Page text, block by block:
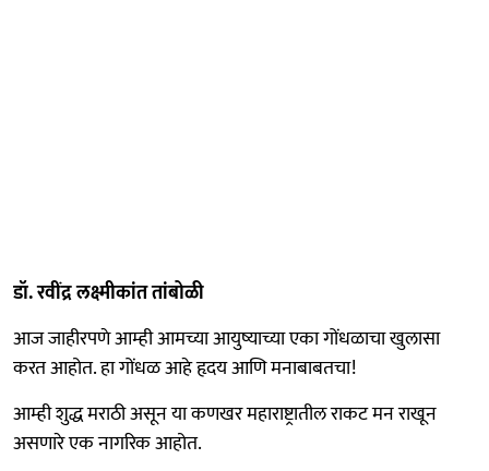
डॉ. रवींद्र लक्ष्मीकांत तांबोळी
आज जाहीरपणे आम्ही आमच्या आयुष्याच्या एका गोंधळाचा खुलासा
करत आहोत. हा गोंधळ आहे हृदय आणि मनाबाबतचा!
आम्ही शुद्ध मराठी असून या कणखर महाराष्ट्रातील राकट मन राखून
असणारे एक नागरिक आहोत.